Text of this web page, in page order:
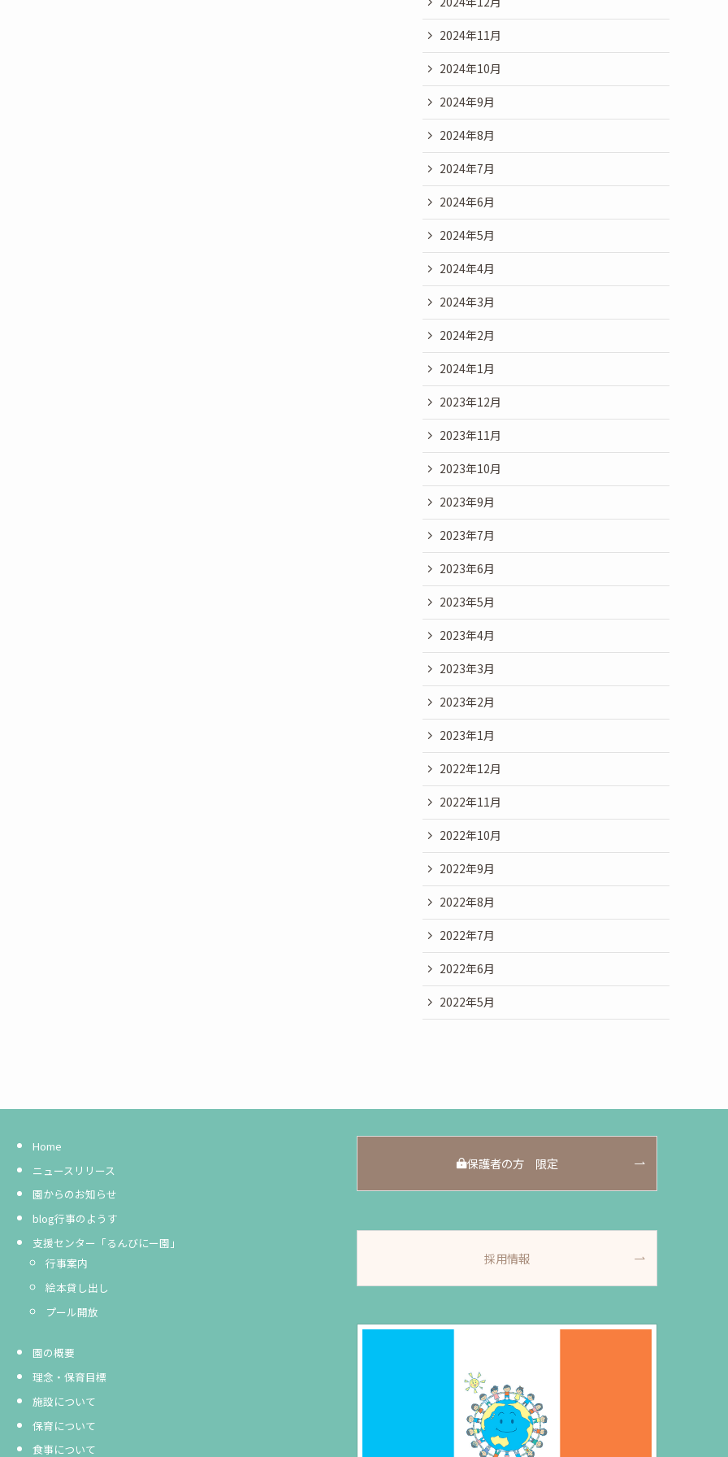
2024年11月
2024年10月
2024年9月
2024年8月
2024年7月
2024年6月
2024年5月
2024年4月
2024年3月
2024年2月
2024年1月
2023年12月
2023年11月
2023年10月
2023年9月
2023年7月
2023年6月
2023年5月
2023年4月
2023年3月
2023年2月
2023年1月
2022年12月
2022年11月
2022年10月
2022年9月
2022年8月
2022年7月
2022年6月
2022年5月
Home
ニュースリリース
園からのお知らせ
blog行事のようす
支援センター「るんびにー園」
行事案内
絵本貸し出し
プール開放
園の概要
理念・保育目標
施設について
保育について
食事について
保護者の方 限定
採用情報